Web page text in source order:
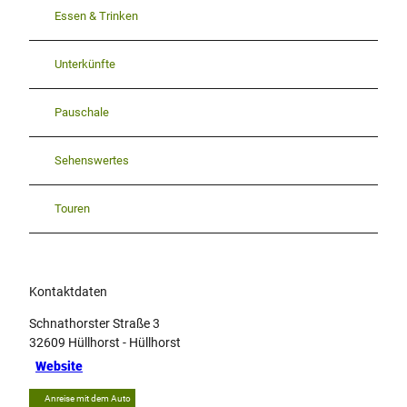
Essen & Trinken
Unterkünfte
Pauschale
Sehenswertes
Touren
Kontaktdaten
Schnathorster Straße 3
32609 Hüllhorst - Hüllhorst
Website
Anreise mit dem Auto